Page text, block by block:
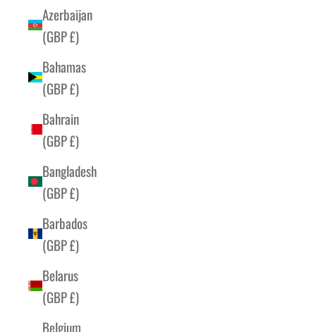
Azerbaijan
(GBP £)
Bahamas
(GBP £)
Bahrain
(GBP £)
Bangladesh
(GBP £)
Barbados
(GBP £)
Belarus
(GBP £)
Belgium